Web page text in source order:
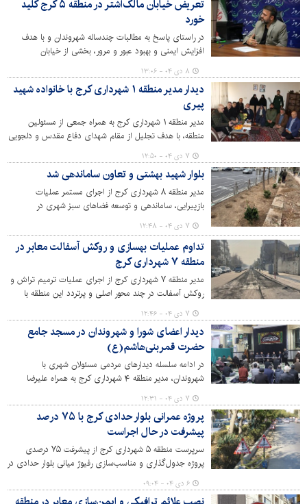
بهره‌برداری طی می‌کند.
تعریض خیابان مالک‌اشتر در منطقه ۵ کرج کلید
خورد
در راستای پاسخ به مطالبات چندساله شهروندان و با هدف
افزایش ایمنی و بهبود عبور و مرور، بخشی از خیابان
مالک‌اشتر در محله حصارک پایین با اجرای تخریب در مسیر
تعریض و ایمن‌سازی قرار گرفت.
۸ دی ۰۴ - ۱۳:۰۶
دیدار مدیر منطقه ۱ شهرداری کرج با خانواده شهید
پیری
مدیر منطقه ۱ شهرداری کرج به همراه جمعی از مسئولین
منطقه، با هدف تجلیل از مقام شهدای دفاع مقدس و دلجویی
از خانواده‌های آنان، با خانواده معظم شهید پیری دیدار کردند.
۷ دی ۰۴ - ۱۲:۵۰
بلوار شهید بهشتی و تعاون ساماندهی شد
مدیر منطقه ۸ شهرداری کرج از اجرای مستمر عملیات
بازپیرایی، ساماندهی و توسعه فضاهای سبز شهری در
محورهای شاخص این منطقه خبر داد و گفت: این اقدامات با
هدف ارتقای منظر شهری، افزایش طراوت محیط و بهبود
کیفیت زندگی شهروندان در حال انجام است.
۷ دی ۰۴ - ۱۲:۴۸
تداوم عملیات بهسازی و روکش آسفالت معابر در
منطقه ۷ شهرداری کرج
مدیر منطقه ۷ شهرداری کرج از اجرای عملیات ترمیم تراش و
روکش آسفالت در چند محور اصلی و پرتردد این منطقه با
هدف افزایش ایمنی و پاسخ به مطالبات شهروندان خبر داد.
۷ دی ۰۴ - ۱۲:۴۶
دیدار اعضای شورا و شهروندان در مسجد جامع
حضرت قمربنی‌هاشم(ع)
در ادامه سلسله دیدارهای مردمی مسئولان شهری با
شهروندان، مدیر منطقه ۴ شهرداری کرج به همراه علیرضا
رحیمی و عمار ایزدیار از اعضای شورای اسلامی شهر کرج، در
مسجد جامع حضرت قمربنی‌هاشم(ع) واقع در فاز ۴ مهرشهر با
جمعی از شهروندان دیدار و گفت‌وگو کردند.
۷ دی ۰۴ - ۱۲:۳۱
پروژه عمرانی بلوار حدادی کرج با ۷۵ درصد
پیشرفت در حال اجراست
سرپرست منطقه ۵ شهرداری کرج از پیشرفت ۷۵ درصدی
پروژه جدول‌گذاری و مناسب‌سازی رفیوژ میانی بلوار حدادی در
کرج‌نو خبر داد و گفت: این پروژه با اعتباری بیش ازپنج
میلیارد و ۵۰۰ میلیون تومان در حال اجراست تا ایمنی تردد و
۶ دی ۰۴ - ۰۹:۰۴